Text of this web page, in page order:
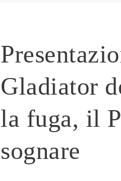
Gladiator
la fuga, il
sognare